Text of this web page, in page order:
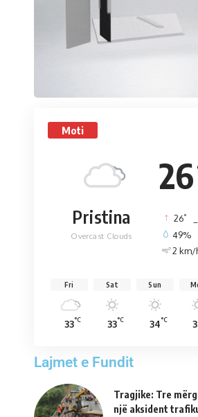
Moti
26
Pristina
Overcast Clouds
26°
49%
2 km/
Fri
33°C
Sat
33°C
Sun
34°C
Lajmet e Fundit
Tragjike: Tre
një aksident